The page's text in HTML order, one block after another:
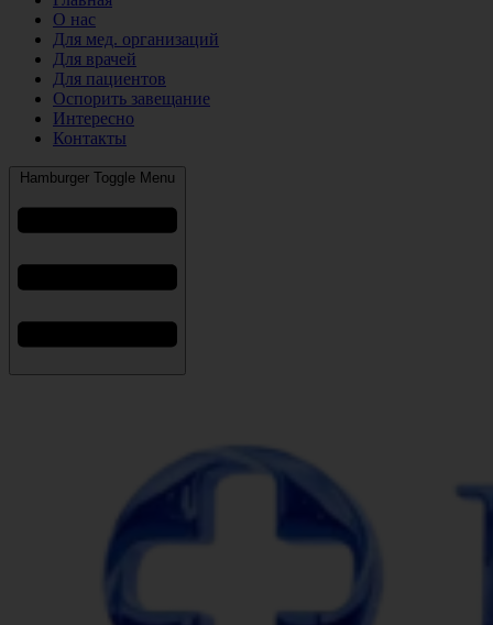
О нас
Для мед. организаций
Для врачей
Для пациентов
Оспорить завещание
Интересно
Контакты
Hamburger Toggle Menu